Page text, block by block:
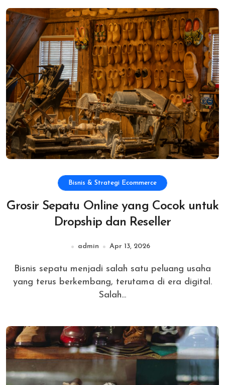
Bisnis & Strategi Ecommerce
Grosir Sepatu Online yang Cocok untuk
Dropship dan Reseller
admin Apr 13, 2026
Bisnis sepatu menjadi salah satu peluang usaha
yang terus berkembang, terutama di era digital.
Salah...